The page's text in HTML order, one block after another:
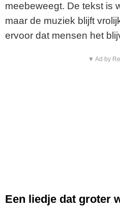
meebeweegt. De tekst is
maar de muziek blijft
ervoor dat mensen het
▼ Ad by
Een liedje dat groter